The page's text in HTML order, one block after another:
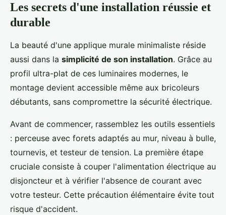
Les secrets d'une installation réussie et
durable
La beauté d'une applique murale minimaliste réside
aussi dans la simplicité de son installation. Grâce au
profil ultra-plat de ces luminaires modernes, le
montage devient accessible même aux bricoleurs
débutants, sans compromettre la sécurité électrique.
Avant de commencer, rassemblez les outils essentiels
: perceuse avec forets adaptés au mur, niveau à bulle,
tournevis, et testeur de tension. La première étape
cruciale consiste à couper l'alimentation électrique au
disjoncteur et à vérifier l'absence de courant avec
votre testeur. Cette précaution élémentaire évite tout
risque d'accident.